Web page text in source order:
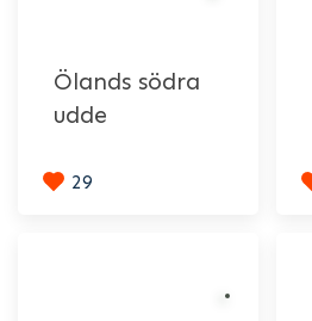
Ölands södra
udde
29